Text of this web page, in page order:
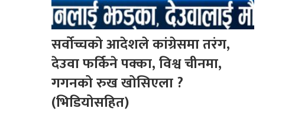
सर्वोच्चको आदेशले कांग्रेसमा तरंग,
देउवा फर्किने पक्का, विश्व चीनमा,
गगनको रुख खोसिएला ?
(भिडियोसहित)